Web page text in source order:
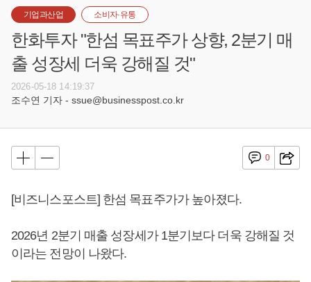
기업과산업 소비자·유통
한화투자 "한섬 목표주가 상향, 2분기 매
출 성장세 더욱 강해질 것"
2026-05-18 14:19:37
조수연 기자 - ssue@businesspost.co.kr
0
[비즈니스포스트] 한섬 목표주가가 높아졌다.
2026년 2분기 매출 성장세가 1분기보다 더욱 강해질 것
이라는 전망이 나왔다.